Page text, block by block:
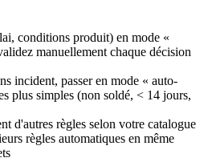
conditions produit) en mode «
manuellement chaque décision
incident, passer en mode « auto-
plus simples (non soldé, < 14 jours,
d'autres règles selon votre catalogue
règles automatiques en même